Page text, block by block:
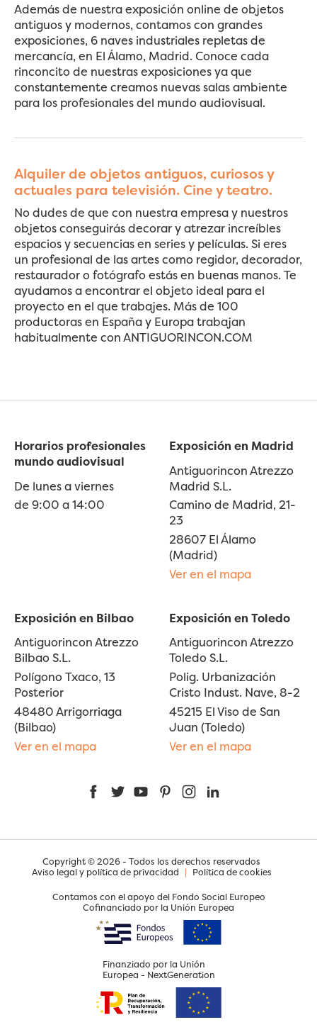
Además de nuestra exposición online de objetos
antiguos y modernos, contamos con grandes
exposiciones, 6 naves industriales repletas de
mercancía, en El Álamo, Madrid. Conoce cada
rinconcito de nuestras exposiciones ya que
constantemente creamos nuevas salas ambiente
para los profesionales del mundo audiovisual.
Alquiler de objetos antiguos, curiosos y
actuales para televisión. Cine y teatro.
No dudes de que con nuestra empresa y nuestros
objetos conseguirás decorar y atrezar increíbles
espacios y secuencias en series y películas. Si eres
un profesional de las artes como regidor, decorador,
restaurador o fotógrafo estás en buenas manos. Te
ayudamos a encontrar el objeto ideal para el
proyecto en el que trabajes. Más de 100
productoras en España y Europa trabajan
habitualmente con ANTIGUORINCON.COM
Horarios profesionales
mundo audiovisual
De lunes a viernes
de 9:00 a 14:00
Exposición en Madrid
Antiguorincon Atrezzo
Madrid S.L.
Camino de Madrid, 21-
23
28607 El Álamo
(Madrid)
Ver en el mapa
Exposición en Bilbao
Antiguorincon Atrezzo
Bilbao S.L.
Polígono Txaco, 13
Posterior
48480 Arrigorriaga
(Bilbao)
Ver en el mapa
Exposición en Toledo
Antiguorincon Atrezzo
Toledo S.L.
Polig. Urbanización
Cristo Indust. Nave, 8-2
45215 El Viso de San
Juan (Toledo)
Ver en el mapa
FacebookTwitterYouTubePinterestInstagram
Copyright © 2026 - Todos los derechos reservados
Aviso legal y política de privacidad | Política de cookies
Contamos con el apoyo del Fondo Social Europeo
Cofinanciado por la Unión Europea
Finanziado por la Unión
Europea - NextGeneration